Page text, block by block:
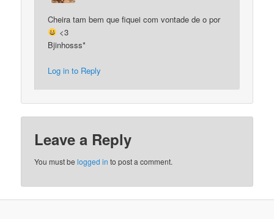
Cheira tam bem que fiquei com vontade de o por
<3
Bjinhosss*
Log in to Reply
Leave a Reply
You must belogged in to post a comment.